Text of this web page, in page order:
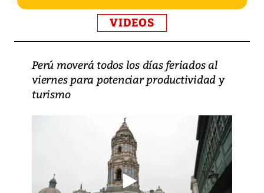
VIDEOS
Perú moverá todos los días feriados al
viernes para potenciar productividad y
turismo